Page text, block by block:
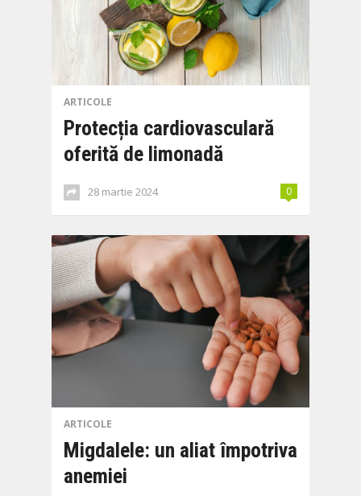
ARTICOLE
Protecția cardiovasculară
oferită de limonadă
28 martie 2024 0
ARTICOLE
Migdalele: un aliat împotriva
anemiei